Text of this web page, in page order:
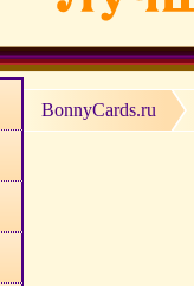
BonnyCards.ru